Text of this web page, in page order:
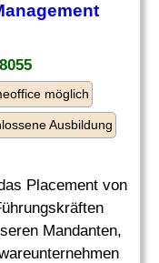
möglich
Ausbildung
Placement von
Mandanten,